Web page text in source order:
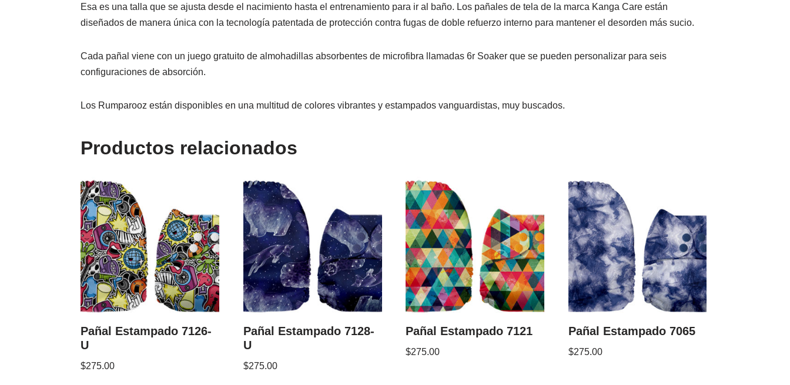
Esa es una talla que se ajusta desde el nacimiento hasta el entrenamiento para ir al baño. Los pañales de tela de la marca Kanga Care están
diseñados de manera única con la tecnología patentada de protección contra fugas de doble refuerzo interno para mantener el desorden más sucio.
Cada pañal viene con un juego gratuito de almohadillas absorbentes de microfibra llamadas 6r Soaker que se pueden personalizar para seis
configuraciones de absorción.
Los Rumparooz están disponibles en una multitud de colores vibrantes y estampados vanguardistas, muy buscados.
Productos relacionados
Pañal Estampado 7126-
U
$275.00
Pañal Estampado 7128-
U
$275.00
Pañal Estampado 7121
$275.00
Pañal Estampado 7065
$275.00